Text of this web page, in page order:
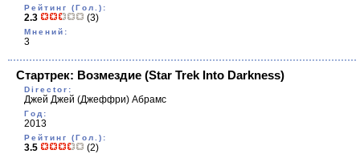
Рейтинг (Гол.):
2.3 (3)
Мнений:
3
Стартрек: Возмездие (Star Trek Into Darkness)
Director:
Джей Джей (Джеффри) Абрамс
Год:
2013
Рейтинг (Гол.):
3.5 (2)